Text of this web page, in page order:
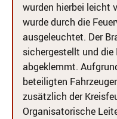
wurden hierbei leicht
wurde durch die
ausgeleuchtet. Der
sichergestellt und die
abgeklemmt.
beteiligten
zusätzlich der
Organisatorische